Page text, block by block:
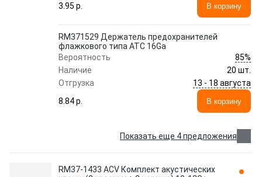
3.95 p. В корзину
RM371529 Держатель предохранителей
флажкового типа ATC 16Ga
Вероятность
85%
Наличие
20 шт.
Отгрузка
13 - 18 августа
8.84 p.
В корзину
Показать еще 4 предложения
RM37-1433 ACV Комплект акустических